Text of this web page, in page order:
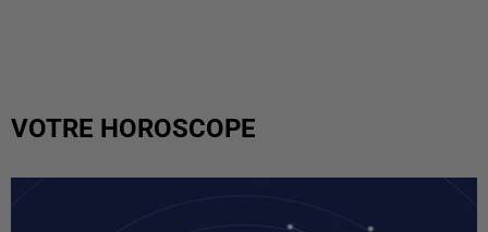
VOTRE HOROSCOPE